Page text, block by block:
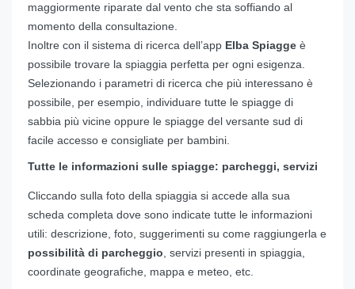
maggiormente riparate dal vento che sta soffiando al
momento della consultazione.
Inoltre con il sistema di ricerca dell’app Elba Spiagge è
possibile trovare la spiaggia perfetta per ogni esigenza.
Selezionando i parametri di ricerca che più interessano è
possibile, per esempio, individuare tutte le spiagge di
sabbia più vicine oppure le spiagge del versante sud di
facile accesso e consigliate per bambini.
Tutte le informazioni sulle spiagge: parcheggi, servizi
Cliccando sulla foto della spiaggia si accede alla sua
scheda completa dove sono indicate tutte le informazioni
utili: descrizione, foto, suggerimenti su come raggiungerla e
possibilità di parcheggio, servizi presenti in spiaggia,
coordinate geografiche, mappa e meteo, etc.